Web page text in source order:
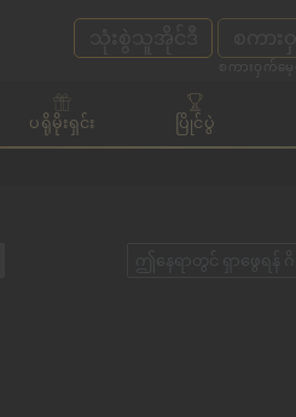
ပရိုမိုးရှင်း ပြိုင်ပွဲ